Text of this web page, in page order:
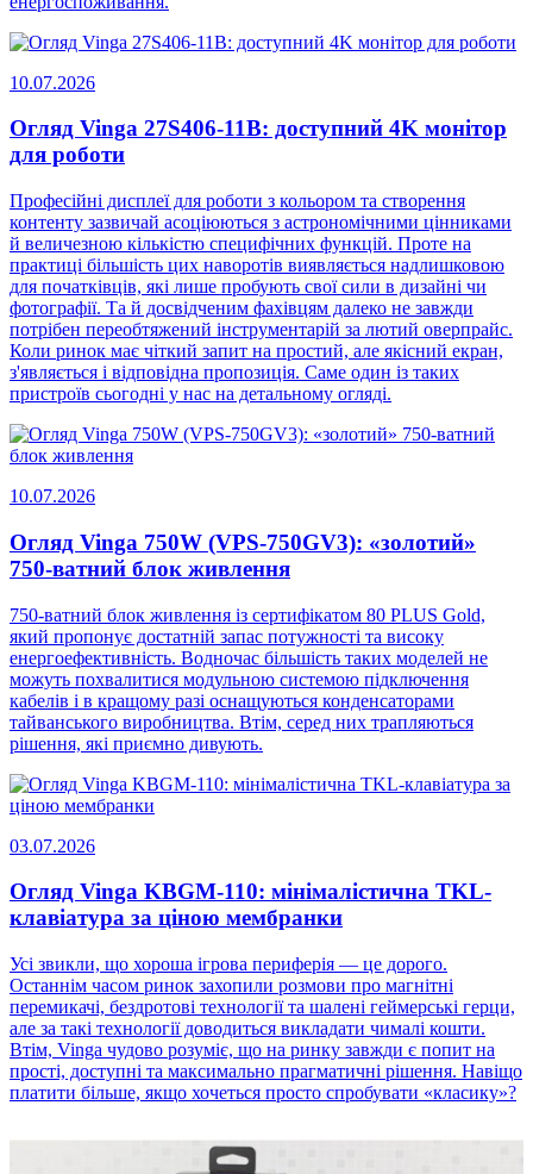
10.07.2026
Огляд Vinga 27S406-11B: доступний 4K монітор
для роботи
Професійні дисплеї для роботи з кольором та створення
контенту зазвичай асоціюються з астрономічними цінниками
й величезною кількістю специфічних функцій. Проте на
практиці більшість цих наворотів виявляється надлишковою
для початківців, які лише пробують свої сили в дизайні чи
фотографії. Та й досвідченим фахівцям далеко не завжди
потрібен переобтяжений інструментарій за лютий оверпрайс.
Коли ринок має чіткий запит на простий, але якісний екран,
з'являється і відповідна пропозиція. Саме один із таких
пристроїв сьогодні у нас на детальному огляді.
10.07.2026
Огляд Vinga 750W (VPS-750GV3): «золотий»
750-ватний блок живлення
750-ватний блок живлення із сертифікатом 80 PLUS Gold,
який пропонує достатній запас потужності та високу
енергоефективність. Водночас більшість таких моделей не
можуть похвалитися модульною системою підключення
кабелів і в кращому разі оснащуються конденсаторами
тайванського виробництва. Втім, серед них трапляються
рішення, які приємно дивують.
03.07.2026
Огляд Vinga KBGM-110: мінімалістична TKL-
клавіатура за ціною мембранки
Усі звикли, що хороша ігрова периферія — це дорого.
Останнім часом ринок захопили розмови про магнітні
перемикачі, бездротові технології та шалені геймерські герци,
але за такі технології доводиться викладати чималі кошти.
Втім, Vinga чудово розуміє, що на ринку завжди є попит на
прості, доступні та максимально прагматичні рішення. Навіщо
платити більше, якщо хочеться просто спробувати «класику»?